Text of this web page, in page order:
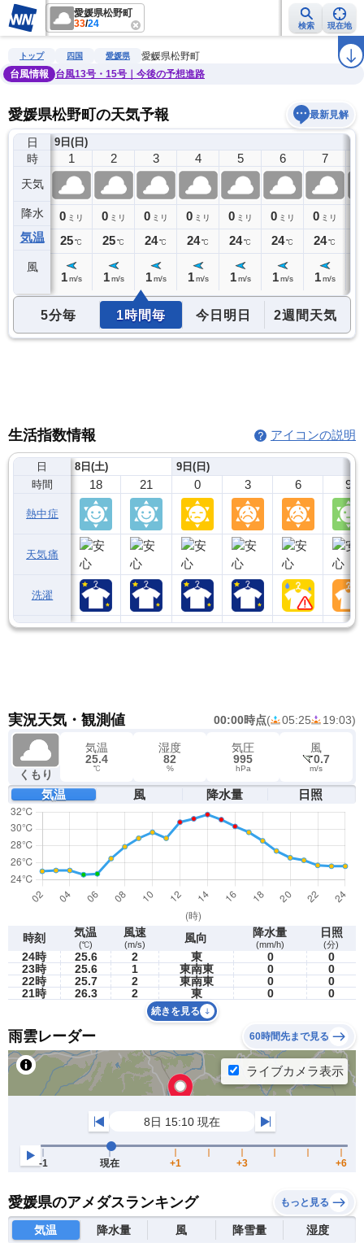
愛媛県松野町
33/24 検索 現在地
雨雲レーダー 台風情報 地震情報 ラ
トップ 四国 愛媛県
愛媛県松野町
台風情報
台風13号・15号｜今後の予想進路
愛媛県松野町の天気予報 最新見解
日
時
天気
降水
気温
風
9日(日)
0
0ミリ
25℃
1
0 ミリ
25℃
1 m/s
2
0 ミリ
25℃
1 m/s
3
0 ミリ
24℃
1 m/s
4
0 ミリ
24℃
1 m/s
5
0 ミリ
24℃
1 m/s
6
0 ミリ
24℃
1 m/s
7
0 ミリ
24℃
1 m/s
5分毎 1時間毎 今日明日 2週間天気
生活指数情報 アイコンの説明
日
時間
熱中症
天気痛
洗濯
8日(土)
18 21
9日(日)
0 3 6 9
実況天気・観測値 00:00時点( 05:25 19:03)
くもり
気温
25.4
℃
湿度
82
%
気圧
995
hPa
風
0.7
m/s
気温 風 降水量 日照
時刻 気温
(℃)
風速
(m/s) 風向 降水量
(mm/h)
日照
(分)
24時 25.6 2 東 0
0
23時
25.6 1 東南東 0
0
22時
25.7 2 東南東 0
0
21時
26.3 2 東 0 0
続きを見る
雨雲レーダー 60時間先まで見る
愛媛県のアメダスランキング もっと見る
気温 降水量 風 降雪量 湿度